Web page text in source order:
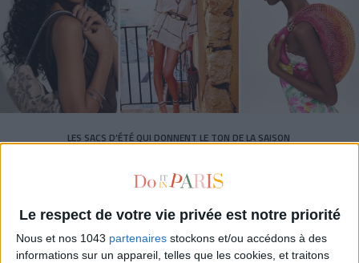
Le respect de votre vie privée est notre priorité
Nous et nos 1043 partenaires stockons et/ou accédons à des
informations sur un appareil, telles que les cookies, et traitons
LES SACS D’ÉTÉ QUI DONNENT LE TON DE LA SAISON